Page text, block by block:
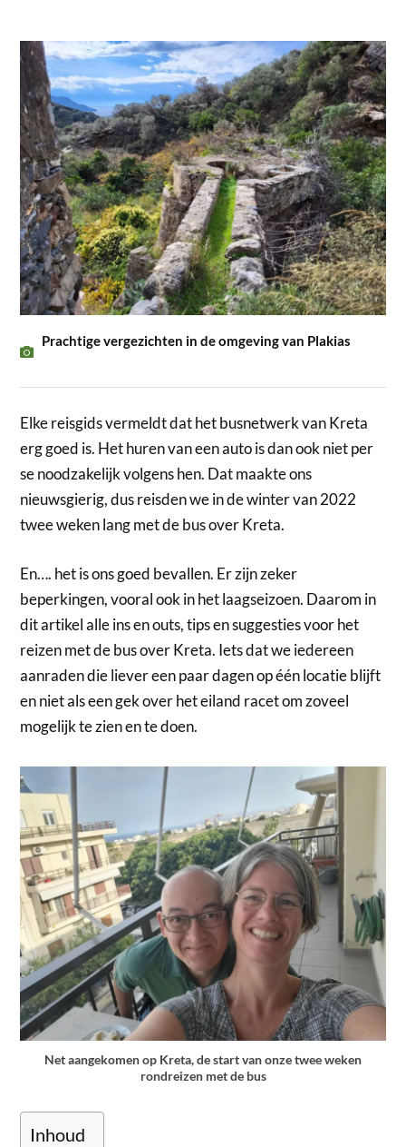
Prachtige vergezichten in de omgeving van Plakias
Elke reisgids vermeldt dat het busnetwerk van Kreta
erg goed is. Het huren van een auto is dan ook niet per
se noodzakelijk volgens hen. Dat maakte ons
nieuwsgierig, dus reisden we in de winter van 2022
twee weken lang met de bus over Kreta.
En…. het is ons goed bevallen. Er zijn zeker
beperkingen, vooral ook in het laagseizoen. Daarom in
dit artikel alle ins en outs, tips en suggesties voor het
reizen met de bus over Kreta. Iets dat we iedereen
aanraden die liever een paar dagen op één locatie blijft
en niet als een gek over het eiland racet om zoveel
mogelijk te zien en te doen.
Net aangekomen op Kreta, de start van onze twee weken
rondreizen met de bus
Inhoud